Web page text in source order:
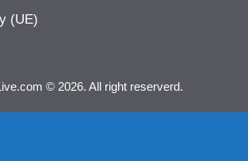
(UE)
© 2026. All right reserverd.